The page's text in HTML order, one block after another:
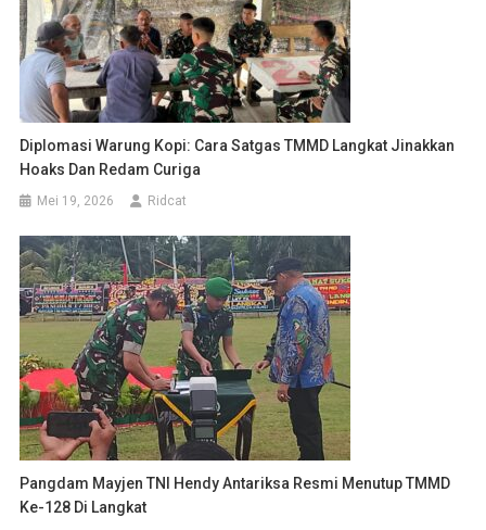
Diplomasi Warung Kopi: Cara Satgas TMMD Langkat Jinakkan
Hoaks Dan Redam Curiga
Mei 19, 2026 Ridcat
Pangdam Mayjen TNI Hendy Antariksa Resmi Menutup TMMD
Ke-128 Di Langkat